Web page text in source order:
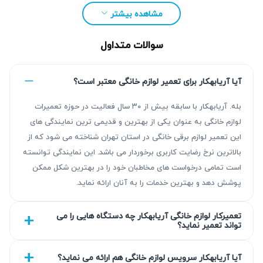
مزیت‌ آریابهکار برای تعمیر پکیج بوتان در شهریار
انتخاب آریابهکار به معنی دریافت نتیجه قابل اتکا با عیب‌یابی دقیق
و تعمیر استاندارد است. با بیش از ۳۰ سال سابقه سرویس و ارائه
دستگاه شما فراهم شده است. تاکید ما بر روش‌های شفاف و
مشاهده بیشتر
سوالات متداول
آیا آریابهکار برای تعمیر لوازم خانگی معتبر است؟
بله. آریابهکار با سابقه بیش از ۳۰ سال فعالیت در حوزه تعمیرات
لوازم خانگی به عنوان یکی از بهترین و قدیمی ترین نمایندگی های
این تعمیر لوازم برقی خانگی در استان تهران شناخته می شود که از
بالاترین نرخ رضایت کاربری برخوردار می باشد. این نمایندگی توانسته
است تمامی درخواست های مخاطبان خود را در بهترین شکل ممکن
پوشش دهد و بهترین خدمات را به آنان ارائه نماید.
تعمیرکار لوازم خانگی آریابهکار چه دستگاه هایی را می
تواند تعمیر نماید؟
آیا آریابهکار سرویس لوازم خانگی هم ارائه می نماید؟